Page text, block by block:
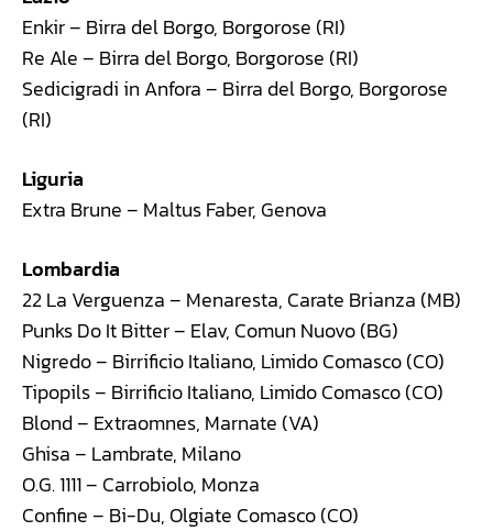
Enkir – Birra del Borgo, Borgorose (RI)
Re Ale – Birra del Borgo, Borgorose (RI)
Sedicigradi in Anfora – Birra del Borgo, Borgorose
(RI)
Liguria
Extra Brune – Maltus Faber, Genova
Lombardia
22 La Verguenza – Menaresta, Carate Brianza (MB)
Punks Do It Bitter – Elav, Comun Nuovo (BG)
Nigredo – Birrificio Italiano, Limido Comasco (CO)
Tipopils – Birrificio Italiano, Limido Comasco (CO)
Blond – Extraomnes, Marnate (VA)
Ghisa – Lambrate, Milano
O.G. 1111 – Carrobiolo, Monza
Confine – Bi-Du, Olgiate Comasco (CO)